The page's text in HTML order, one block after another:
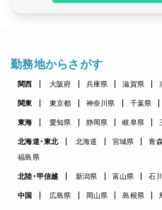
勤務地からさがす
関西 大阪府 兵庫県 滋賀県
関東 東京都 神奈川県 千葉県
東海 愛知県 静岡県 岐阜県
北海道・東北 北海道 宮城県 青
福島県
北陸・甲信越 新潟県 富山県 石
中国 広島県 岡山県 島根県